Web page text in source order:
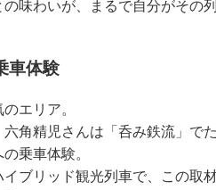
味わいが、まるで自分がその
車体験
エリア。
角精児さんは「呑み鉄流」でた
の乗車体験。
ブリッド観光列車で、この取